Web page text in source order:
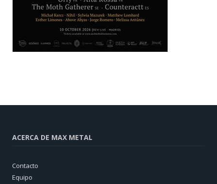
ACERCA DE MAX METAL
Contacto
Equipo